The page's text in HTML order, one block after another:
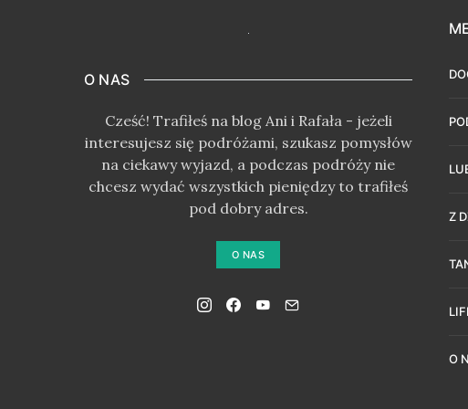
O NAS
Cześć! Trafiłeś na blog Ani i Rafała - jeżeli
interesujesz się podróżami, szukasz pomysłów
na ciekawy wyjazd, a podczas podróży nie
chcesz wydać wszystkich pieniędzy to trafiłeś
pod dobry adres.
O NAS
Z
O